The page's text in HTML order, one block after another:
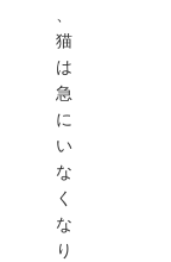
猫
は
急
に
い
な
く
な
り